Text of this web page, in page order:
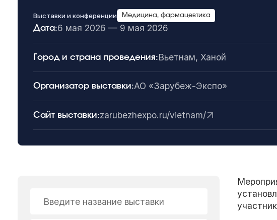
Выставки и конференции Медицина, фармацевтика
Дата:6 мая 2026 — 9 мая 2026
Город и страна проведения:Вьетнам, Ханой
Организатор выставки:АО «Зарубеж-Экспо»
Сайт выставки:zarubezhexpo.ru/vietnam/
Введите название выставки